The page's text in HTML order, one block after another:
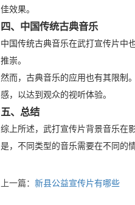
佳效果。
四、中国传统古典音乐
中国传统古典音乐在武打宣传片中
推崇。
然而，古典音乐的应用也有其限制
感，以达到观众的视听体验。
五、总结
综上所述，武打宣传片背景音乐在
是，不同类型的音乐需要在不同的
上一篇：新县公益宣传片有哪些